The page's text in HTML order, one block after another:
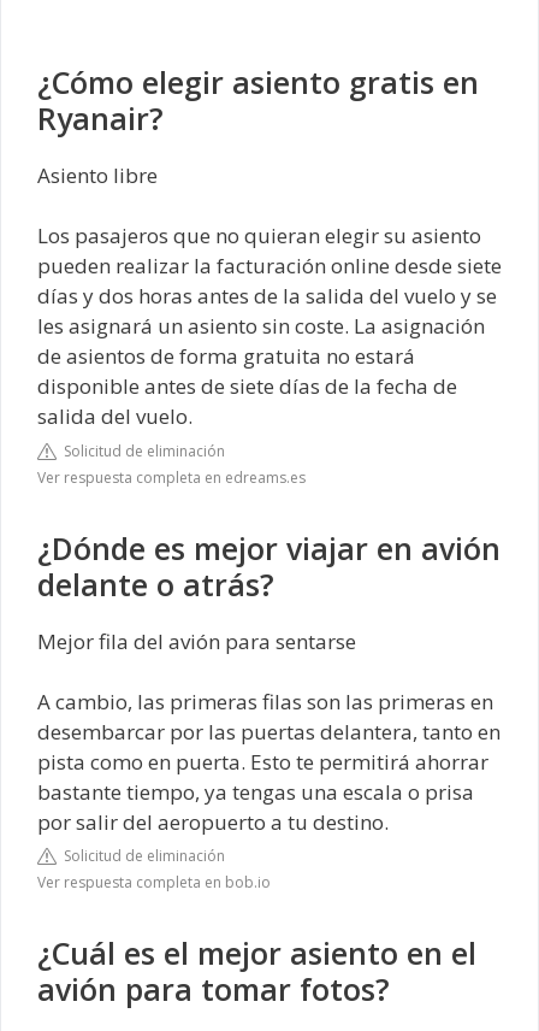
¿Cómo elegir asiento gratis en
Ryanair?
Asiento libre
Los pasajeros que no quieran elegir su asiento
pueden realizar la facturación online desde siete
días y dos horas antes de la salida del vuelo y se
les asignará un asiento sin coste. La asignación
de asientos de forma gratuita no estará
disponible antes de siete días de la fecha de
salida del vuelo.
Solicitud de eliminación
Ver respuesta completa en edreams.es
¿Dónde es mejor viajar en avión
delante o atrás?
Mejor fila del avión para sentarse
A cambio, las primeras filas son las primeras en
desembarcar por las puertas delantera, tanto en
pista como en puerta. Esto te permitirá ahorrar
bastante tiempo, ya tengas una escala o prisa
por salir del aeropuerto a tu destino.
Solicitud de eliminación
Ver respuesta completa en bob.io
¿Cuál es el mejor asiento en el
avión para tomar fotos?